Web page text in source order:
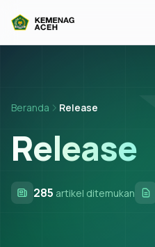
Beranda Release
Release
285 artikel ditemukan